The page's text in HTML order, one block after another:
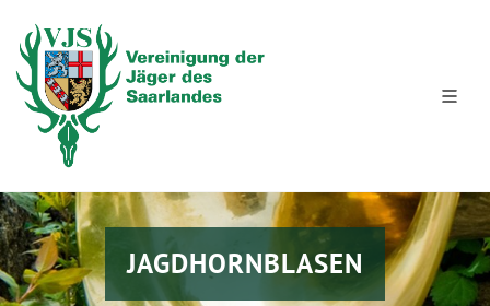
JAGDHORNBLASEN